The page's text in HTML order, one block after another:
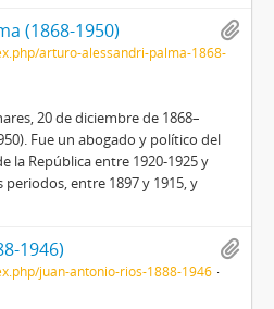
(1868-1950)
arturo-alessandri-palma-1868-
20 de diciembre de 1868–
Fue un abogado y político del
la República entre 1920-1925 y
periodos, entre 1897 y 1915, y
1946)
juan-antonio-rios-1888-1946